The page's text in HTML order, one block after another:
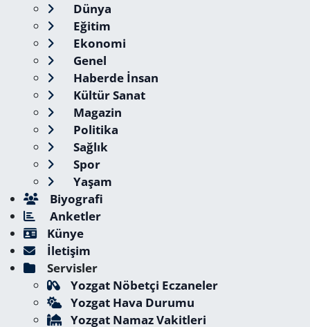
Dünya
Eğitim
Ekonomi
Genel
Haberde İnsan
Kültür Sanat
Magazin
Politika
Sağlık
Spor
Yaşam
Biyografi
Anketler
Künye
İletişim
Servisler
Yozgat Nöbetçi Eczaneler
Yozgat Hava Durumu
Yozgat Namaz Vakitleri